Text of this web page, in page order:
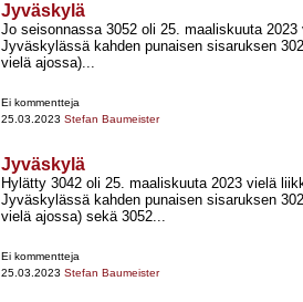
Jyväskylä
Jo seisonnassa 3052 oli 25. maaliskuuta
Jyväskylässä kahden punaisen sisaruksen
vielä ajossa)...
Ei kommentteja
25.03.2023 Stefan Baumeister
Jyväskylä
Hylätty 3042 oli 25. maaliskuuta 2023 vielä
Jyväskylässä kahden punaisen sisaruksen
vielä ajossa) sekä 3052...
Ei kommentteja
25.03.2023 Stefan Baumeister